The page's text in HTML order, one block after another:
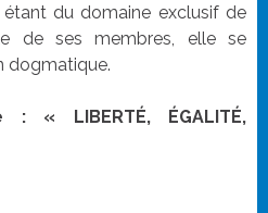
du domaine exclusif de
de ses membres, elle se
dogmatique.
« LIBERTÉ, ÉGALITÉ,